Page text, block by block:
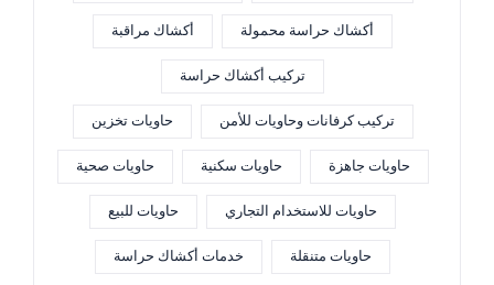
أكشاك حراسة محمولة أكشاك مراقبة
تركيب أكشاك حراسة
تركيب كرفانات وحاويات للأمن حاويات تخزين
حاويات جاهزة حاويات سكنية حاويات صحية
حاويات للاستخدام التجاري حاويات للبيع
حاويات متنقلة خدمات أكشاك حراسة